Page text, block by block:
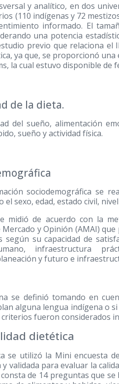
y analítico, en dos
(110 indígenas y 72
informado. El
una potencia
previo que relaciona el
ya que, se proporcionó
la cual estuvo disponible de
de la dieta.
del sueño, alimentación
sueño y actividad física.
sociodemográfica se
el sexo, edad, estado civil,
midió de acuerdo con la
y Opinión (AMAI)
según su capacidad de
infraestructura
y futuro e
se definió tomando en
alguna lengua indígena o
fueron considerados
dietética
se utilizó la Mini encuesta
y validada para evaluar la
consta de 14 preguntas que